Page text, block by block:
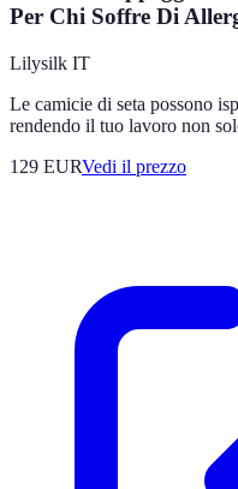
Per Chi Soffre Di
Lilysilk IT
Le camicie di seta possono
rendendo il tuo lavoro non
129 EURVedi il prezzo